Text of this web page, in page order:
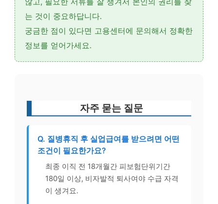
는 것이 중요하답니다.
궁금한 점이 있다면 고용센터에 문의해서 정확한
정보를 얻어가세요.
자주 묻는 질문
Q. 질병휴직 후 실업급여를 받으려면 어떤
조건이 필요한가요?
최종 이직 전 18개월간 피보험단위기간
180일 이상, 비자발적 퇴사여야 수급 자격
이 생겨요.